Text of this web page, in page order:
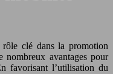
clé dans la promotion
nombreux avantages pour
favorisant l’utilisation du